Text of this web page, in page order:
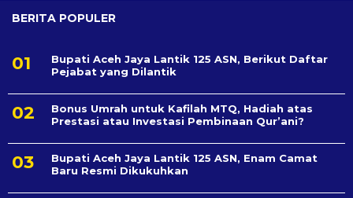
BERITA POPULER
Bupati Aceh Jaya Lantik 125 ASN, Berikut Daftar
Pejabat yang Dilantik
Bonus Umrah untuk Kafilah MTQ, Hadiah atas
Prestasi atau Investasi Pembinaan Qur’ani?
Bupati Aceh Jaya Lantik 125 ASN, Enam Camat
Baru Resmi Dikukuhkan